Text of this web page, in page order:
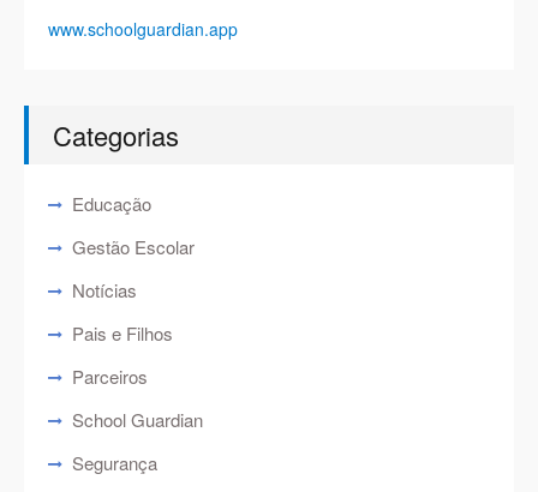
www.schoolguardian.app
Categorias
Educação
Gestão Escolar
Notícias
Pais e Filhos
Parceiros
School Guardian
Segurança